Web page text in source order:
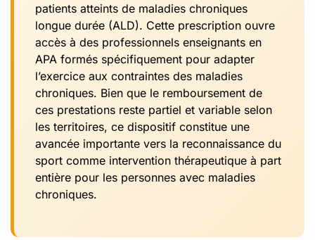
patients atteints de maladies chroniques
longue durée (ALD). Cette prescription ouvre
accès à des professionnels enseignants en
APA formés spécifiquement pour adapter
l’exercice aux contraintes des maladies
chroniques. Bien que le remboursement de
ces prestations reste partiel et variable selon
les territoires, ce dispositif constitue une
avancée importante vers la reconnaissance du
sport comme intervention thérapeutique à part
entière pour les personnes avec maladies
chroniques.